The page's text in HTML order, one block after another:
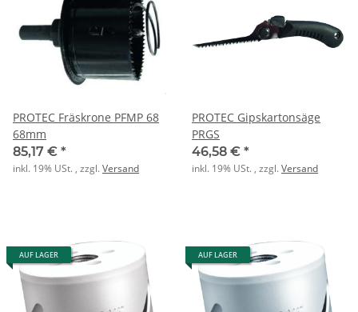
PROTEC Fräskrone PFMP 68
68mm
85,17 € *
inkl. 19% USt. , zzgl.Versand
PROTEC Gipskartonsäge
PRGS
46,58 € *
inkl. 19% USt. , zzgl.Versand
AUF LAGER AUF LAGER